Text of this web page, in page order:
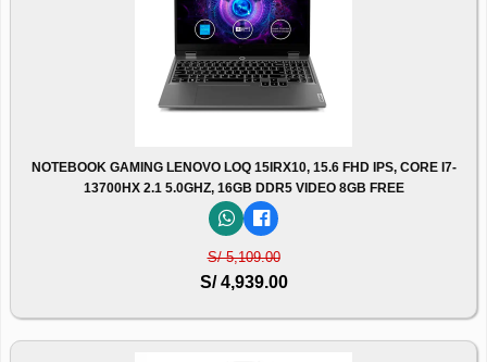
NOTEBOOK GAMING LENOVO LOQ 15IRX10, 15.6 FHD IPS, CORE I7-
13700HX 2.1 5.0GHZ, 16GB DDR5 VIDEO 8GB FREE
S/ 5,109.00
S/ 4,939.00